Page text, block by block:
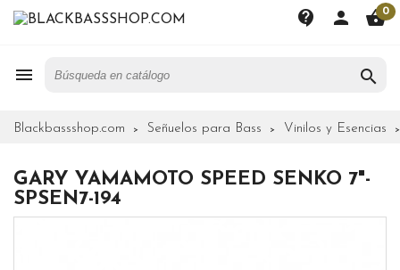
contact_support person shopping_basket0
 
Blackbassshop.com Señuelos para Bass Vinilos y Esencias
GARY YAMAMOTO SPEED SENKO 7"-
SPSEN7-194